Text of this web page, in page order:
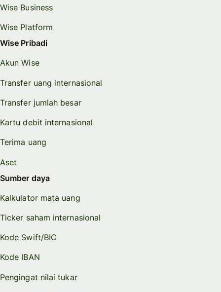
Wise Business
Wise Platform
Wise Pribadi
Akun Wise
Transfer uang internasional
Transfer jumlah besar
Kartu debit internasional
Terima uang
Aset
Sumber daya
Kalkulator mata uang
Ticker saham internasional
Kode Swift/BIC
Kode IBAN
Pengingat nilai tukar